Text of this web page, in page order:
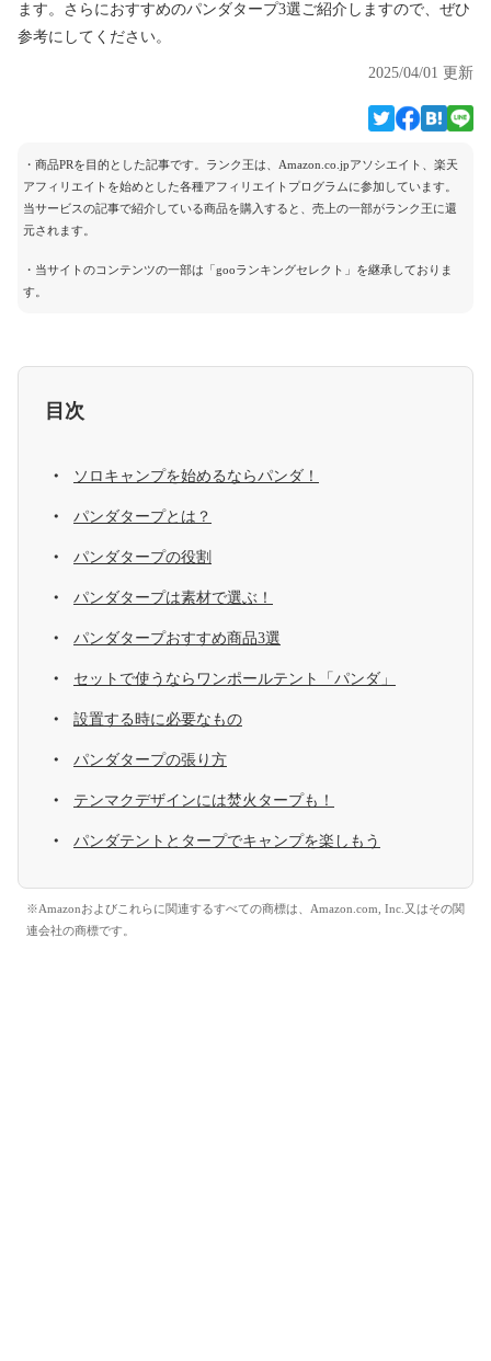
ます。さらにおすすめのパンダタープ3選ご紹介しますので、ぜひ
参考にしてください。
2025/04/01 更新
・商品PRを目的とした記事です。ランク王は、Amazon.co.jpアソシエイト、楽天
アフィリエイトを始めとした各種アフィリエイトプログラムに参加しています。
当サービスの記事で紹介している商品を購入すると、売上の一部がランク王に還
元されます。
・当サイトのコンテンツの一部は「gooランキングセレクト」を継承しておりま
す。
目次
ソロキャンプを始めるならパンダ！
パンダタープとは？
パンダタープの役割
パンダタープは素材で選ぶ！
パンダタープおすすめ商品3選
セットで使うならワンポールテント「パンダ」
設置する時に必要なもの
パンダタープの張り方
テンマクデザインには焚火タープも！
パンダテントとタープでキャンプを楽しもう
※Amazonおよびこれらに関連するすべての商標は、Amazon.com, Inc.又はその関
連会社の商標です。